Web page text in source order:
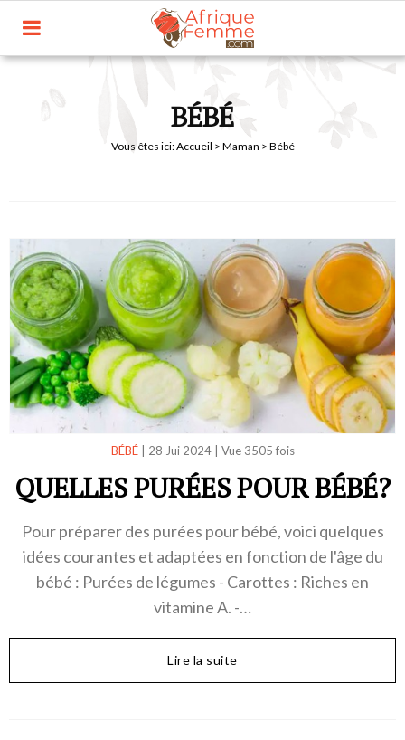
BÉBÉ
Vous êtes ici:Accueil > Maman > Bébé
BÉBÉ| 28 Jui 2024| Vue 3505 fois
QUELLES PURÉES POUR BÉBÉ?
Pour préparer des purées pour bébé, voici quelques
idées courantes et adaptées en fonction de l'âge du
bébé : Purées de légumes - Carottes : Riches en
vitamine A. -…
Lire la suite